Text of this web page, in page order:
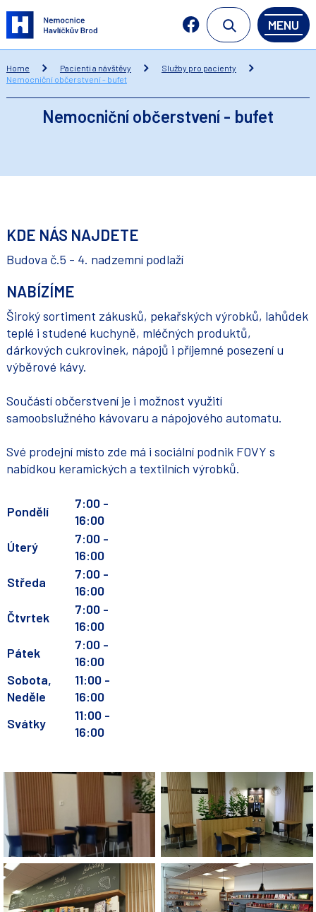
MENU
Home Pacienti a návštěvy
Služby pro pacienty
Nemocniční občerstvení - bufet
Nemocniční občerstvení - bufet
KDE NÁS NAJDETE
Budova č.5 - 4. nadzemní podlaží
NABÍZÍME
Široký sortiment zákusků, pekařských výrobků, lahůdek
teplé i studené kuchyně, mléčných produktů,
dárkových cukrovinek, nápojů i příjemné posezení u
výběrové kávy.
Součástí občerstvení je i možnost využití
samoobslužného kávovaru a nápojového automatu.
Své prodejní místo zde má i sociální podnik FOVY s
nabídkou keramických a textilních výrobků.
Pondělí
7:00 -
16:00
Úterý
7:00 -
16:00
Středa
7:00 -
16:00
Čtvrtek
7:00 -
16:00
Pátek
7:00 -
16:00
Sobota,
Neděle
11:00 -
16:00
Svátky
11:00 -
16:00